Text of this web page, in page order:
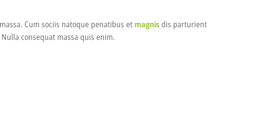
Cum sociis natoque penatibus et magnisdis parturient
consequat massa quis enim.